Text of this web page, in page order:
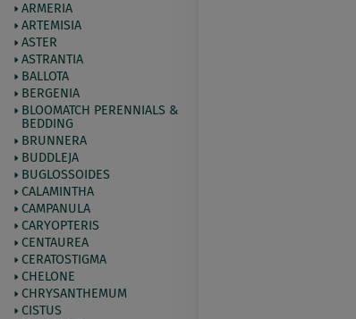
ARMERIA
ARTEMISIA
ASTER
ASTRANTIA
BALLOTA
BERGENIA
BLOOMATCH PERENNIALS &
BEDDING
BRUNNERA
BUDDLEJA
BUGLOSSOIDES
CALAMINTHA
CAMPANULA
CARYOPTERIS
CENTAUREA
CERATOSTIGMA
CHELONE
CHRYSANTHEMUM
CISTUS